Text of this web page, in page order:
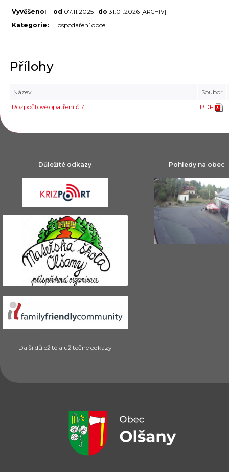
Vyvěšeno: od 07.11.2025 do 31.01.2026 [ARCHIV]
Kategorie: Hospodaření obce
Přílohy
Název
Soubor
Rozpočtové opatření č.7
PDF
Důležité odkazy
Další důležité a užitečné odkazy
Pohledy na obec